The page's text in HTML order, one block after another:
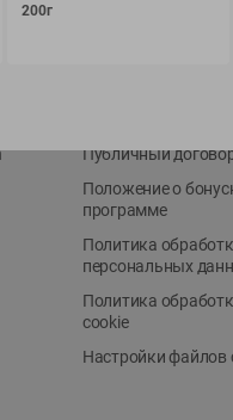
Публичный
Положение о
программе
Политика
персональных
Политика
cookie
Настройки файлов
200г